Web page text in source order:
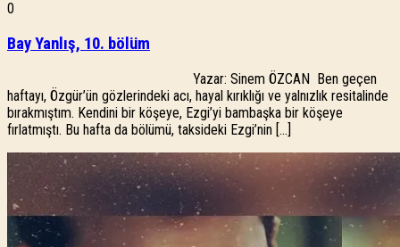
0
Bay Yanlış, 10. bölüm
Yazar: Sinem ÖZCAN Ben geçen
haftayı, Özgür’ün gözlerindeki acı, hayal kırıklığı ve yalnızlık resitalinde
bırakmıştım. Kendini bir köşeye, Ezgi’yi bambaşka bir köşeye
fırlatmıştı. Bu hafta da bölümü, taksideki Ezgi’nin […]